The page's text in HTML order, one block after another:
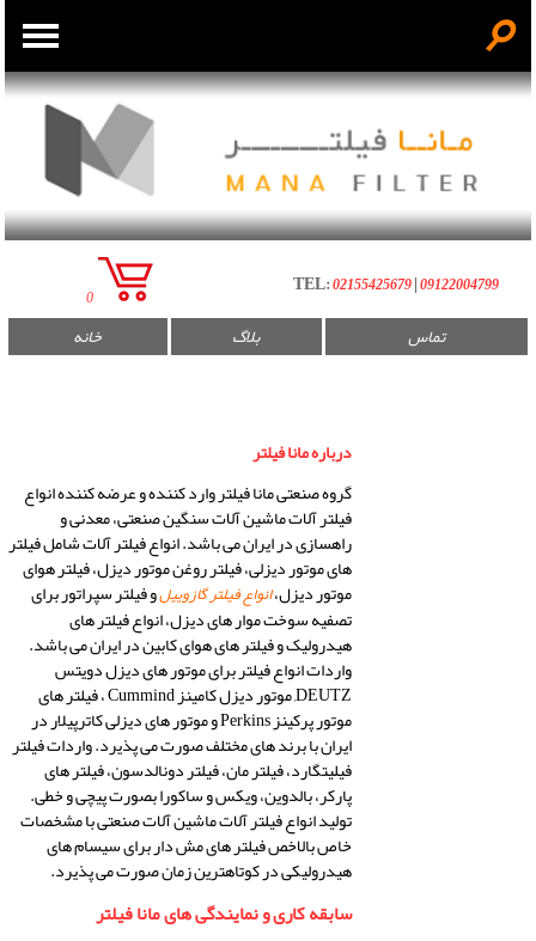
☌
فیلتر گازوئیل
فیلتر سپراتور
TEL:02155425679|09122004799
0
تماس بلاگ خانه
درباره مانا فیلتر
گروه صنعتی مانا فیلتر وارد کننده و عرضه کننده انواع
فیلتر آلات ماشین آلات سنگین صنعتی، معدنی و
راهسازی در ایران می باشد. انواع فیلتر آلات شامل فیلتر
های موتور دیزلی، فیلتر روغن موتور دیزل، فیلتر هوای
موتور دیزل،انواع فیلتر گازوییلو فیلتر سپراتور برای
تصفیه سوخت موار های دیزل، انواع فیلتر های
هیدرولیک و فیلتر های هوای کابین در ایران می باشد.
واردات انواع فیلتر برای موتور های دیزل دویتس
DEUTZ, موتور دیزل کامینز Cummind ، فیلتر های
موتور پرکینز Perkins و موتور های دیزلی کاترپیلار در
ایران با برند های مختلف صورت می پذیرد. واردات فیلتر
فیلیتگارد، فیلتر مان، فیلتر دونالدسون، فیلتر های
پارکر، بالدوین، ویکس و ساکورا بصورت پیچی و خطی.
تولید انواع فیلتر آلات ماشین آلات صنعتی با مشخصات
خاص بالاخص فیلتر های مش دار برای سیسام های
هیدرولیکی در کوتاهترین زمان صورت می پذیرد.
سابقه کاری و نمایندگی های مانا فیلتر